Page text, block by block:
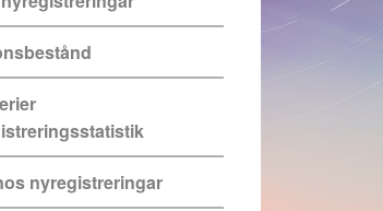
nyregistreringar